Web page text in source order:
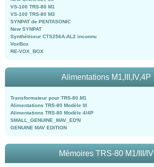
VS-100 TRS-80 M1
VS-100 TRS-80 M3
SYNPAT de PENTASONIC
New SYNPAT
Synthétiseur CTS256A-AL2 inconnu
VoxBox
RE-VOX_BOX
Alimentations M1,III,IV,4P
Transformateur pour TRS-80 M1
Alimentations TRS-80 Modèle III
Alimentations TRS-80 Modèle 4/4P
SMALL_GENUINE_MAV_ED'N
GENUINE MAV EDITION
Mémoires TRS-80 M1/III/IV